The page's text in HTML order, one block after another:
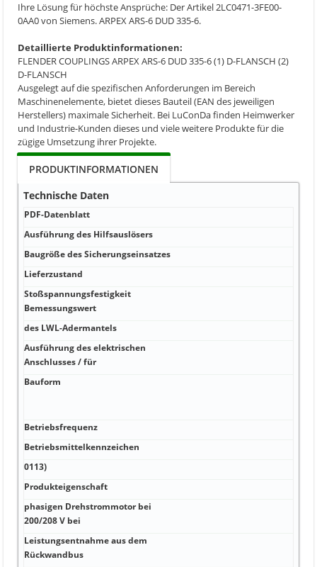
Ihre Lösung für höchste Ansprüche: Der Artikel 2LC0471-3FE00-
0AA0 von Siemens. ARPEX ARS-6 DUD 335-6.
Detaillierte Produktinformationen:
FLENDER COUPLINGS ARPEX ARS-6 DUD 335-6 (1) D-FLANSCH (2)
D-FLANSCH
Ausgelegt auf die spezifischen Anforderungen im Bereich
Maschinenelemente, bietet dieses Bauteil (EAN des jeweiligen
Herstellers) maximale Sicherheit. Bei LuConDa finden Heimwerker
und Industrie-Kunden dieses und viele weitere Produkte für die
zügige Umsetzung ihrer Projekte.
PRODUKTINFORMATIONEN
Technische Daten
PDF-Datenblatt
Ausführung des Hilfsauslösers
Baugröße des Sicherungseinsatzes
Lieferzustand
Stoßspannungsfestigkeit
Bemessungswert
des LWL-Adermantels
Ausführung des elektrischen
Anschlusses / für
Bauform
Betriebsfrequenz
Betriebsmittelkennzeichen
0113)
Produkteigenschaft
phasigen Drehstrommotor bei
200/208 V bei
Leistungsentnahme aus dem
Rückwandbus